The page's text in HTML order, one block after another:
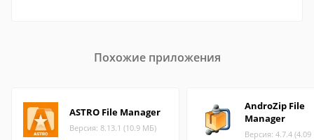
Похожие приложения
ASTRO File Manager
Версия: 8.13.1 (10.9 МБ)
AndroZip File
Manager
Версия: 4.7.4